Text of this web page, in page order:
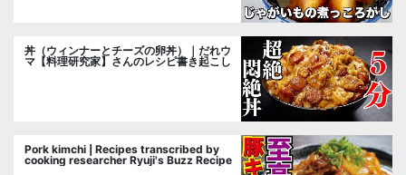
丼（ウィンナーとチーズの卵丼）｜だれウ
マ【料理研究家】さんのレシピ書き起こし
Pork kimchi | Recipes transcribed by
cooking researcher Ryuji's Buzz Recipe